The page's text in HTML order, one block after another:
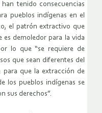
tenido consecuencias
pueblos indígenas en el
el patrón extractivo que
demoledor para la vida
lo que “se requiere de
que sean diferentes del
para que la extracción de
los pueblos indígenas se
sus derechos”.